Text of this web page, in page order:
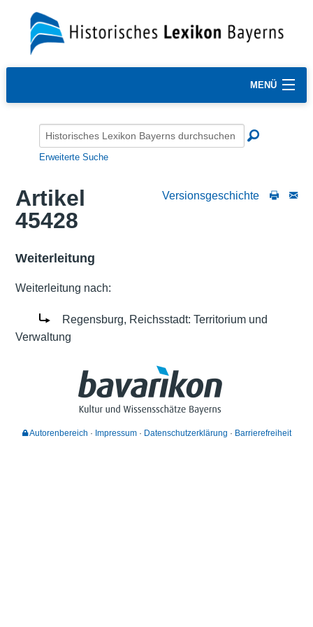
MENÜ
Erweiterte Suche
Versionsgeschichte
Artikel
45428
Weiterleitung
Weiterleitung nach:
Regensburg, Reichsstadt: Territorium und
Verwaltung
Autorenbereich Impressum Datenschutzerklärung Barrierefreiheit